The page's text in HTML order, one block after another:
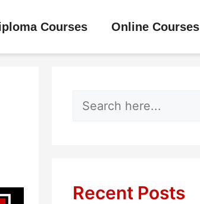
Courses Online Courses
Search
Recent Posts